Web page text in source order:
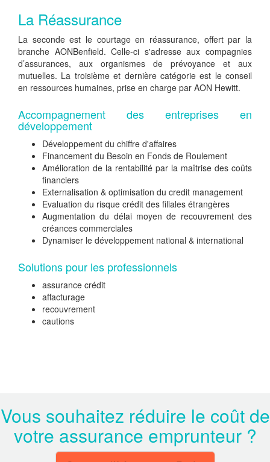
La Réassurance
La seconde est le courtage en réassurance, offert par la
branche AONBenfield. Celle-ci s'adresse aux compagnies
d’assurances, aux organismes de prévoyance et aux
mutuelles. La troisième et dernière catégorie est le conseil
en ressources humaines, prise en charge par AON Hewitt.
Accompagnement des entreprises en
développement
Développement du chiffre d'affaires
Financement du Besoin en Fonds de Roulement
Amélioration de la rentabilité par la maîtrise des coûts
financiers
Externalisation & optimisation du credit management
Evaluation du risque crédit des filiales étrangères
Augmentation du délai moyen de recouvrement des
créances commerciales
Dynamiser le développement national & international
Solutions pour les professionnels
assurance crédit
affacturage
recouvrement
cautions
Vous souhaitez réduire le coût de
votre assurance emprunteur ?